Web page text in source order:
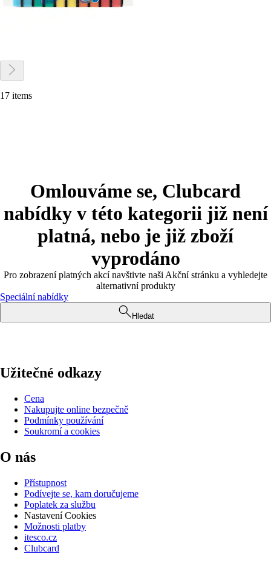
17 items
Omlouváme se, Clubcard
nabídky v této kategorii již není
platná, nebo je již zboží
vyprodáno
Pro zobrazení platných akcí navštivte naši Akční stránku a vyhledejte
alternativní produkty
Speciální nabídky
Hledat
Užitečné odkazy
Cena
Nakupujte online bezpečně
Podmínky používání
Soukromí a cookies
O nás
Přístupnost
Podívejte se, kam doručujeme
Poplatek za službu
Nastavení Cookies
Možnosti platby
itesco.cz
Clubcard